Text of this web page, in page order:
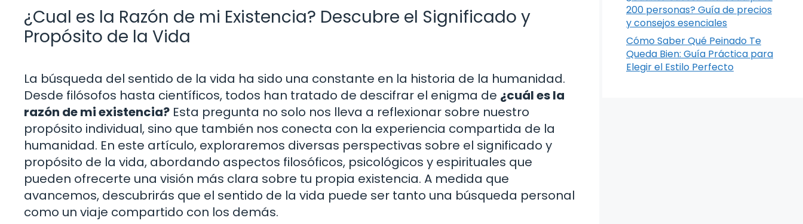
¿Cual es la Razón de mi Existencia? Descubre el Significado y
Propósito de la Vida
La búsqueda del sentido de la vida ha sido una constante en la historia de la humanidad.
Desde filósofos hasta científicos, todos han tratado de descifrar el enigma de ¿cuál es la
razón de mi existencia? Esta pregunta no solo nos lleva a reflexionar sobre nuestro
propósito individual, sino que también nos conecta con la experiencia compartida de la
humanidad. En este artículo, exploraremos diversas perspectivas sobre el significado y
propósito de la vida, abordando aspectos filosóficos, psicológicos y espirituales que
pueden ofrecerte una visión más clara sobre tu propia existencia. A medida que
avancemos, descubrirás que el sentido de la vida puede ser tanto una búsqueda personal
como un viaje compartido con los demás.
200 personas? Guía de precios
y consejos esenciales
Cómo Saber Qué Peinado Te
Queda Bien: Guía Práctica para
Elegir el Estilo Perfecto